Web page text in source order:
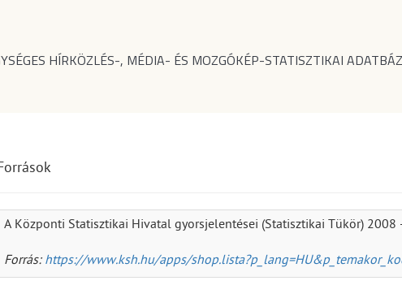
HÍRKÖZLÉS-, MÉDIA- ÉS MOZGÓKÉP-STATISZTIKAI
A Központi Statisztikai Hivatal gyorsjelentései (Statisztikai Tükör) 2008
Forrás: https://www.ksh.hu/apps/